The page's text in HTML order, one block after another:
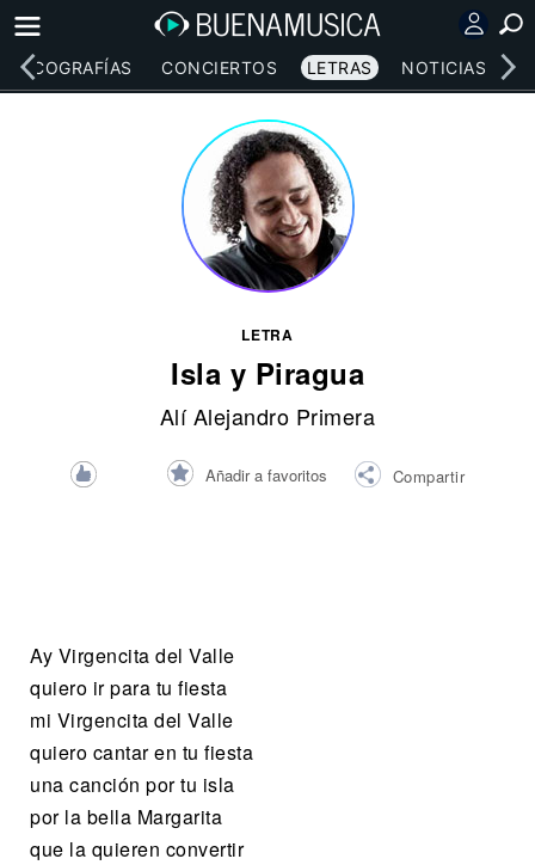
DISCOGRAFÍAS CONCIERTOS LETRAS NOTICIAS
LETRA
Isla y Piragua
Alí Alejandro Primera
Añadir a favoritos Compartir
Ay Virgencita del Valle
quiero ir para tu fiesta
mi Virgencita del Valle
quiero cantar en tu fiesta
una canción por tu isla
por la bella Margarita
que la quieren convertir